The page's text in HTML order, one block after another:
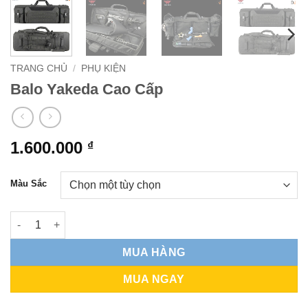
TRANG CHỦ / PHỤ KIỆN
Balo Yakeda Cao Cấp
1.600.000 ₫
Màu Sắc
Balo Yakeda Cao Cấp số lượng
MUA HÀNG
MUA NGAY